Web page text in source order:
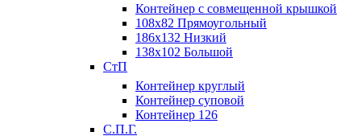
Контейнер с совмещенной крышкой
108х82 Прямоугольный
186х132 Низкий
138х102 Большой
СтП
Контейнер круглый
Контейнер суповой
Контейнер 126
С.П.Г.